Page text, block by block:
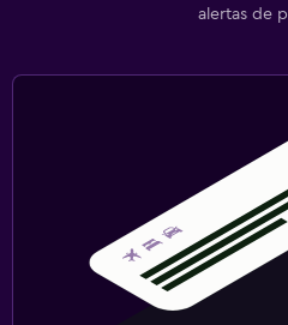
alertas de